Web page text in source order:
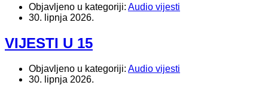
Objavljeno u kategoriji: Audio vijesti
30. lipnja 2026.
VIJESTI U 15
Objavljeno u kategoriji: Audio vijesti
30. lipnja 2026.